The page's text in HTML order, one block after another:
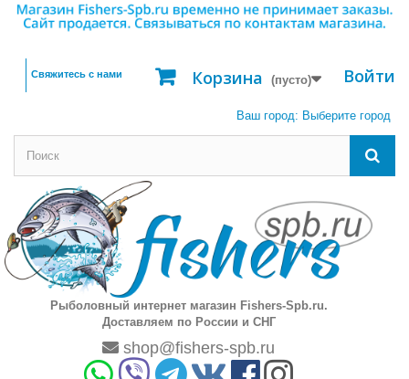
Войти
Корзина (пусто)
Свяжитесь с нами
Ваш город: Выберите город
Рыболовный интернет магазин Fishers-Spb.ru.
Доставляем по России и СНГ
shop@fishers-spb.ru